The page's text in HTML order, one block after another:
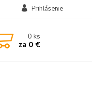
Prihlásenie
0ks
za 0 €